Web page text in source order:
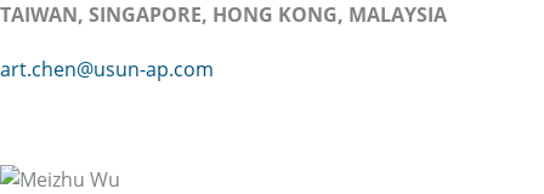
TAIWAN, SINGAPORE, HONG KONG, MALAYSIA
art.chen@usun-ap.com